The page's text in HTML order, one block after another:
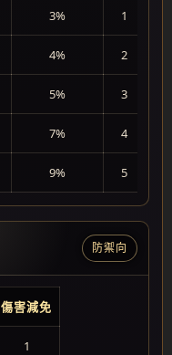
3% 1
4% 2
5% 3
7% 4
9% 5
防禦向
傷害減免
1